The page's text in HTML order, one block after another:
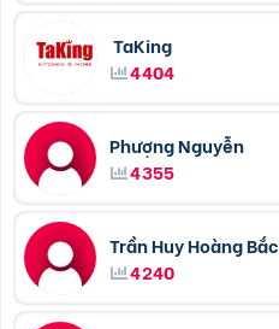
TaKing
4404
Phượng Nguyễn
4355
Trần Huy Hoàng Bắc
4240